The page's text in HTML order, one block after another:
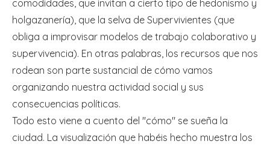
comodidades, que invitan a cierto tipo de hedonismo y
holgazanería), que la selva de Supervivientes (que
obliga a improvisar modelos de trabajo colaborativo y
supervivencia). En otras palabras, los recursos que nos
rodean son parte sustancial de cómo vamos
organizando nuestra actividad social y sus
consecuencias políticas.
Todo esto viene a cuento del "cómo" se sueña la
ciudad. La visualización que habéis hecho muestra los